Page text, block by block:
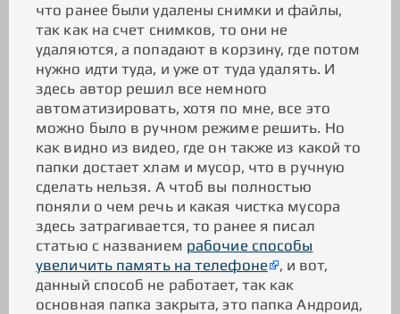
что ранее были удалены снимки и файлы,
так как на счет снимков, то они не
удаляются, а попадают в корзину, где потом
нужно идти туда, и уже от туда удалять. И
здесь автор решил все немного
автоматизировать, хотя по мне, все это
можно было в ручном режиме решить. Но
как видно из видео, где он также из какой то
папки достает хлам и мусор, что в ручную
сделать нельзя. А чтоб вы полностью
поняли о чем речь и какая чистка мусора
здесь затрагивается, то ранее я писал
статью с названием рабочие способы
увеличить память на телефоне
, и вот,
данный способ не работает, так как
основная папка закрыта, это папка Андроид,